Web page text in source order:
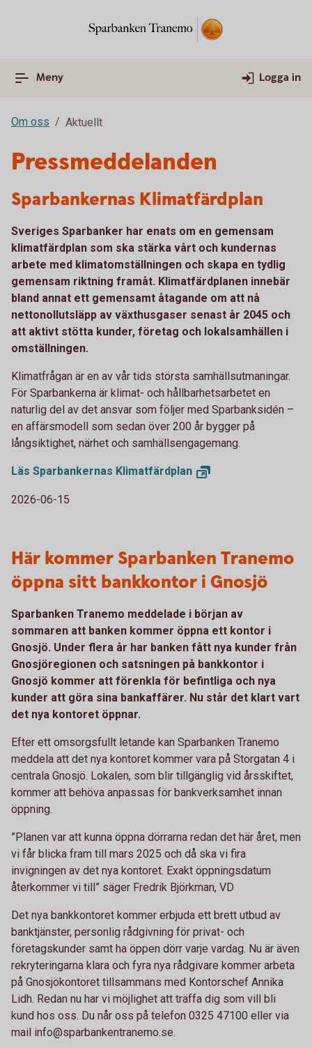
Meny Logga in
Om oss Aktuellt
Pressmeddelanden
Sparbankernas Klimatfärdplan
Sveriges Sparbanker har enats om en gemensam
klimatfärdplan som ska stärka vårt och kundernas
arbete med klimatomställningen och skapa en tydlig
gemensam riktning framåt. Klimatfärdplanen innebär
bland annat ett gemensamt åtagande om att nå
nettonollutsläpp av växthusgaser senast år 2045 och
att aktivt stötta kunder, företag och lokalsamhällen i
omställningen.
Klimatfrågan är en av vår tids största samhällsutmaningar.
För Sparbankerna är klimat- och hållbarhetsarbetet en
naturlig del av det ansvar som följer med Sparbanksidén –
en affärsmodell som sedan över 200 år bygger på
långsiktighet, närhet och samhällsengagemang.
Läs Sparbankernas Klimatfärdplan
2026-06-15
Här kommer Sparbanken Tranemo
öppna sitt bankkontor i Gnosjö
Sparbanken Tranemo meddelade i början av
sommaren att banken kommer öppna ett kontor i
Gnosjö. Under flera år har banken fått nya kunder från
Gnosjöregionen och satsningen på bankkontor i
Gnosjö kommer att förenkla för befintliga och nya
kunder att göra sina bankaffärer. Nu står det klart vart
det nya kontoret öppnar.
Efter ett omsorgsfullt letande kan Sparbanken Tranemo
meddela att det nya kontoret kommer vara på Storgatan 4 i
centrala Gnosjö. Lokalen, som blir tillgänglig vid årsskiftet,
kommer att behöva anpassas för bankverksamhet innan
öppning.
”Planen var att kunna öppna dörrarna redan det här året, men
vi får blicka fram till mars 2025 och då ska vi fira
invigningen av det nya kontoret. Exakt öppningsdatum
återkommer vi till” säger Fredrik Björkman, VD
Det nya bankkontoret kommer erbjuda ett brett utbud av
banktjänster, personlig rådgivning för privat- och
företagskunder samt ha öppen dörr varje vardag. Nu är även
rekryteringarna klara och fyra nya rådgivare kommer arbeta
på Gnosjökontoret tillsammans med Kontorschef Annika
Lidh. Redan nu har vi möjlighet att träffa dig som vill bli
kund hos oss. Du når oss på telefon 0325 47100 eller via
mail info@sparbankentranemo.se.